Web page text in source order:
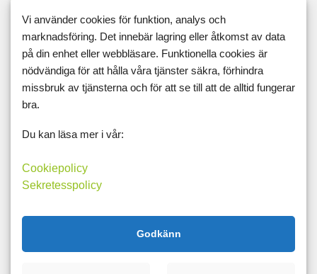
kroppsviktspass kryddor kurs
kvällstidningssjuka
kyckling
lågkalori lågkolhydrat lågpuls
långt inlägg
lax
lcd LCHF lchp lchq leangains less
likör
lillfinger livet livskvalité livspussel
löpband
lunch
madcow maffetone
målbild
målbilder
mammaträning
måndag
mässa
mat Matdagboken matlagning
mätning
mental träning
Vi använder cookies för funktion, analys och
marknadsföring. Det innebär lagring eller åtkomst av data
på din enhet eller webbläsare. Funktionella cookies är
nödvändiga för att hålla våra tjänster säkra, förhindra
missbruk av tjänsterna och för att se till att de alltid fungerar
bra.
Du kan läsa mer i vår:
Cookiepolicy
Sekretesspolicy
Godkänn